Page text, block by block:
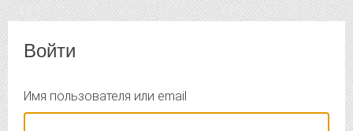
Войти
Имя пользователя или email